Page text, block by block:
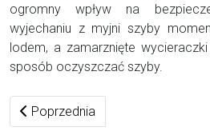
ogromny wpływ na
wyjechaniu z myjni szyby
lodem, a zamarznięte
sposób oczyszczać szyby.
Poprzednia strona: Kiedy hak z
Poprzednia